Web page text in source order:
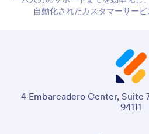
自動化されたカスタマーサービ
4 Embarcadero Center, Suite
94111